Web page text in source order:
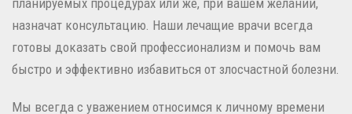
планируемых процедурах или же, при вашем желании,
назначат консультацию. Наши лечащие врачи всегда
готовы доказать свой профессионализм и помочь вам
быстро и эффективно избавиться от злосчастной болезни.
Мы всегда с уважением относимся к личному времени